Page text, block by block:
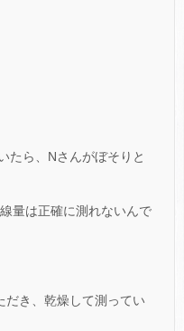
たら、Nさんがぼそりと
量は正確に測れないんで
だき、乾燥して測ってい